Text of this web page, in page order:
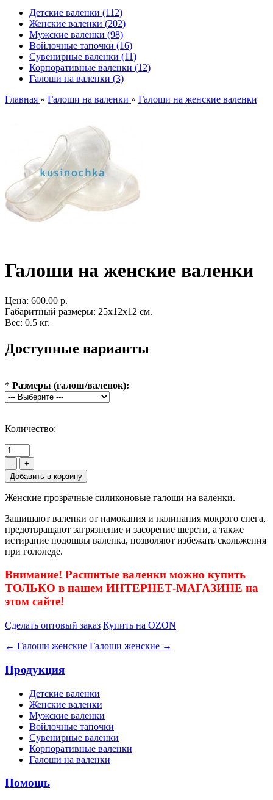
Детские валенки (112)
Женские валенки (202)
Мужские валенки (98)
Войлочные тапочки (16)
Сувенирные валенки (11)
Корпоративные валенки (12)
Галоши на валенки (3)
Главная » Галоши на валенки » Галоши на женские валенки
Галоши на женские валенки
Цена: 600.00 р.
Габаритный размеры: 25x12x12 см.
Вес: 0.5 кг.
Доступные варианты
* Размеры (галош/валенок):
Количество:
- +
Женские прозрачные силиконовые галоши на валенки.
Защищают валенки от намокания и налипания мокрого снега,
предотвращают загрязнение и засорение шерсти, а также
истирание подошвы валенка, позволяют избежать скольжения
при гололеде.
Внимание! Расшитые валенки можно купить
ТОЛЬКО в нашем ИНТЕРНЕТ-МАГАЗИНЕ на
этом сайте!
Сделать оптовый заказ Купить на OZON
← Галоши женские Галоши женские →
Продукция
Детские валенки
Женские валенки
Мужские валенки
Войлочные тапочки
Сувенирные валенки
Корпоративные валенки
Галоши на валенки
Помощь